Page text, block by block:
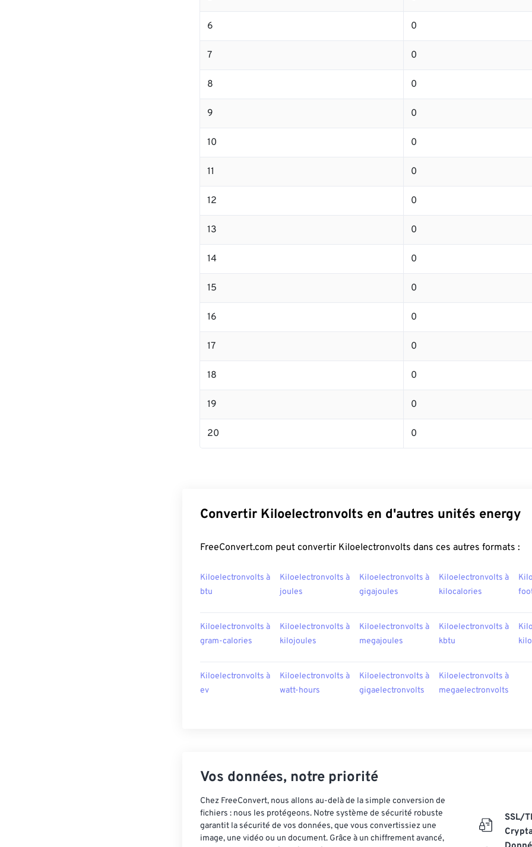
6 0
7 0
8 0
9 0
10 0
11 0
12 0
13 0
14 0
15 0
16 0
17 0
18 0
19 0
20 0
Convertir Kiloelectronvolts en d'autres unités energy
FreeConvert.com peut convertir Kiloelectronvolts dans ces autres formats :
Kiloelectronvolts à
btu
Kiloelectronvolts à
joules
Kiloelectronvolts à
gigajoules
Kiloelectronvolts à
kilocalories
Kiloelectronvolts à
gram-calories
Kiloelectronvolts à
kilojoules
Kiloelectronvolts à
megajoules
Kiloelectronvolts à
kbtu
Kiloelectronvolts à
ev
Kiloelectronvolts à
watt-hours
Kiloelectronvolts à
gigaelectronvolts
Kiloelectronvolts à
megaelectronvolts
Vos données, notre priorité
Chez FreeConvert, nous allons au-delà de la simple conversion de
fichiers : nous les protégeons. Notre système de sécurité robuste
garantit la sécurité de vos données, que vous convertissiez une
image, une vidéo ou un document. Grâce à un chiffrement avancé,
SSL/